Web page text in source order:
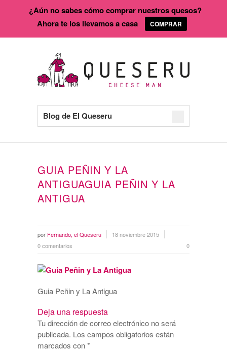
Blog de El Queseru
GUIA PEÑIN Y LA
ANTIGUAGUIA PEÑIN Y LA
ANTIGUA
por Fernando, el Queseru
18 noviembre 2015
0 comentarios
0
Guia Peñin y La Antigua
Deja una respuesta
Tu dirección de correo electrónico no será
publicada. Los campos obligatorios están
marcados con*
¿Aún no sabes cómo comprar nuestros quesos?
Ahora te los llevamos a casa
COMPRAR